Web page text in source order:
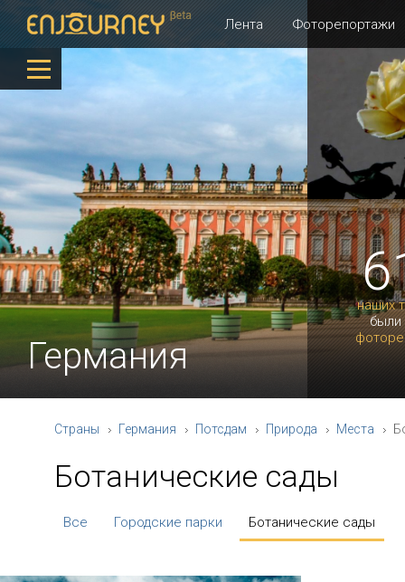
Лента Фоторепортажи
наших
были
Германия
Страны Германия Потсдам Природа Места
Ботанические сады
Все Городские парки Ботанические сады